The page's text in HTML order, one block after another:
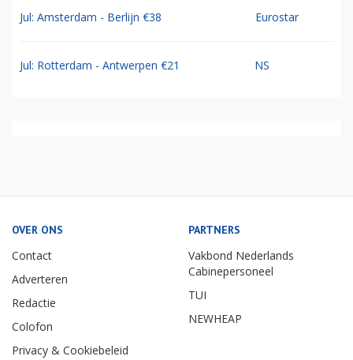
Jul: Amsterdam - Berlijn €38 Eurostar
Jul: Rotterdam - Antwerpen €21 NS
OVER ONS
Contact
Adverteren
Redactie
Colofon
Privacy & Cookiebeleid
PARTNERS
Vakbond Nederlands
Cabinepersoneel
TUI
NEWHEAP